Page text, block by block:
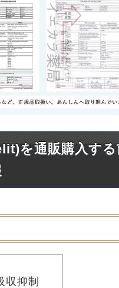
を通販購入する
収抑制